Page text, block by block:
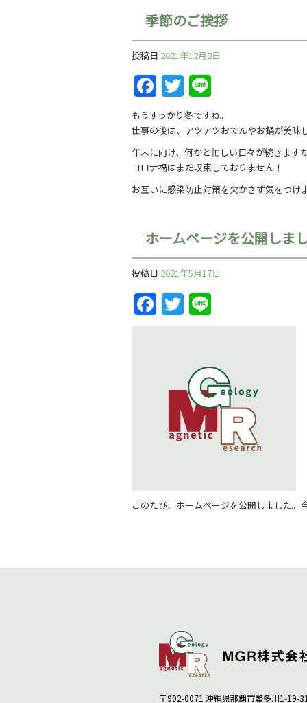
季節のご挨拶
投稿日 2021年12月8日
Facebook
Twitter
もうすっかり冬ですね。
仕事の後は、アツアツおでんやお鍋が美味
年末に向け、何かと忙しい日々が続きますが
コロナ禍はまだ収束しておりません！
お互いに感染防止対策を欠かさず気をつけ
ホームページを公開しま
投稿日 2021年5月17日
Facebook
Twitter
このたび、ホームページを公開しました。
〒902-0071 沖縄県那覇市繁多川1-19-31